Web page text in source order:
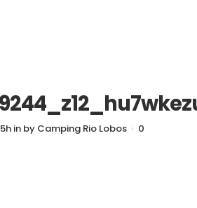
in by Camping Rio Lobos
0